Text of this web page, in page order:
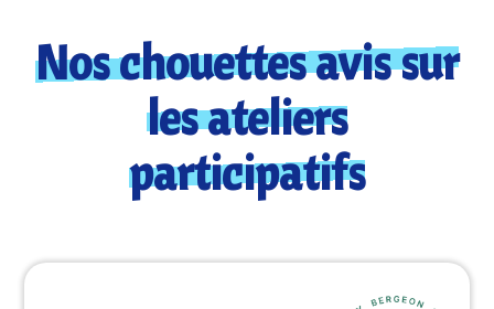
Nos chouettes avis sur
les ateliers
participatifs